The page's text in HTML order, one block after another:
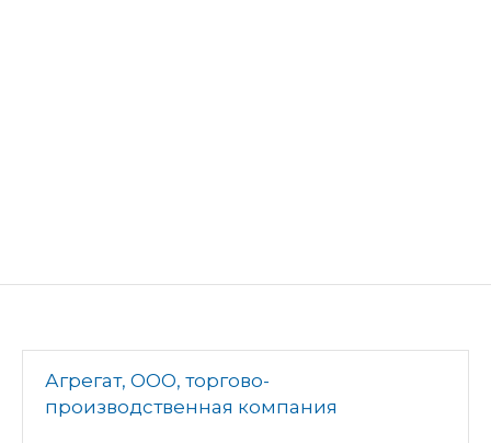
Агрегат, ООО, торгово-
производственная компания